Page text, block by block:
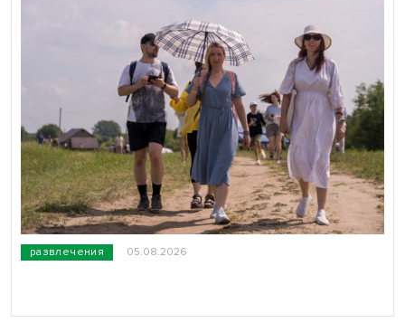
развлечения 05.08.2026